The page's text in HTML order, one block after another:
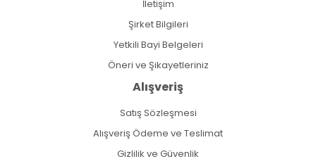
İletişim
Şirket Bilgileri
Yetkili Bayi Belgeleri
Öneri ve Şikayetleriniz
Alışveriş
Satış Sözleşmesi
Alışveriş Ödeme ve Teslimat
Gizlilik ve Güvenlik